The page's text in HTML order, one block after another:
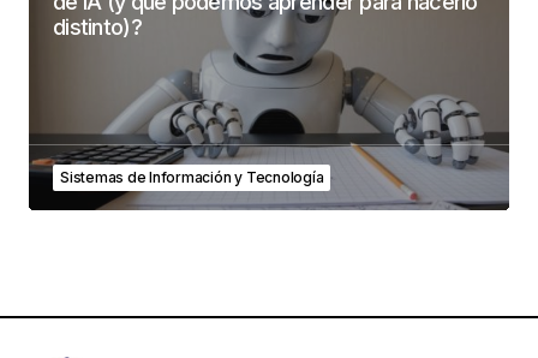
distinto)?
Sistemas de Información y Tecnología